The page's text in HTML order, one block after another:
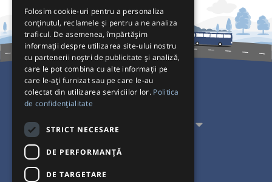
Pentru Călători
Pentru Transportatori
Interacționăm
Acceptăm plăți cu
Folosim cookie-uri pentru a personaliza
conținutul, reclamele și pentru a ne analiza
traficul. De asemenea, împărtășim
informații despre utilizarea site-ului nostru
cu partenerii noștri de publicitate și analiză,
care le pot combina cu alte informații pe
care le-ați furnizat sau pe care le-au
colectat din utilizarea serviciilor lor. Politica
de confidențialitate
STRICT NECESARE
DE PERFORMANȚĂ
DE TARGETARE